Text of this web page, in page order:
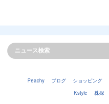
Peachy ブログ ショッピング
Kstyle
株探